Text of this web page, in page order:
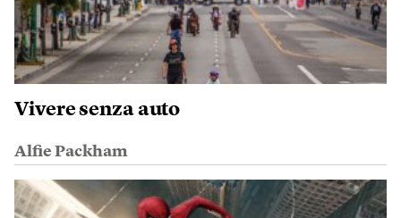
Vivere senza auto
Alfie Packham